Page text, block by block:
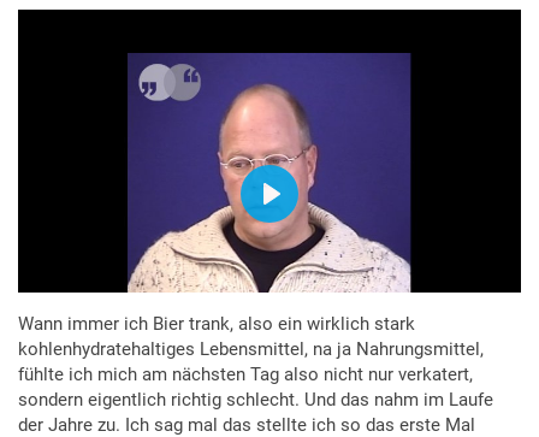
Wann immer ich Bier trank, also ein wirklich stark
kohlenhydratehaltiges Lebensmittel, na ja Nahrungsmittel,
fühlte ich mich am nächsten Tag also nicht nur verkatert,
sondern eigentlich richtig schlecht. Und das nahm im Laufe
der Jahre zu. Ich sag mal das stellte ich so das erste Mal